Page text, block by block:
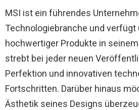
MSI ist ein führendes
Technologiebranche und verfügt
hochwertiger Produkte in
strebt bei jeder neuen
Perfektion und innovativen
Fortschritten. Darüber hinaus
Ästhetik seines Designs